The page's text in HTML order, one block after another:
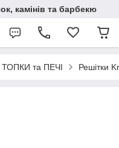
камінів та барбекю
ТОПКИ та ПЕЧІ Решітки